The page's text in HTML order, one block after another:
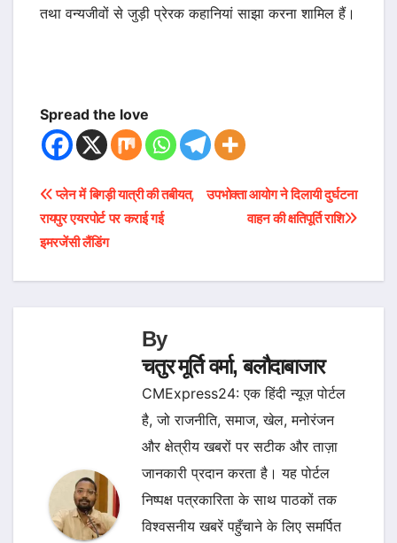
तथा वन्यजीवों से जुड़ी प्रेरक कहानियां साझा करना शामिल हैं।
Spread the love
Post
navigation
उपभोक्ता आयोग ने दिलायी दुर्घटना
वाहन की क्षतिपूर्ति राशि
प्लेन में बिगड़ी यात्री की तबीयत,
रायपुर एयरपोर्ट पर कराई गई
इमरजेंसी लैंडिंग
By
चतुर मूर्ति वर्मा, बलौदाबाजार
CMExpress24: एक हिंदी न्यूज़ पोर्टल
है, जो राजनीति, समाज, खेल, मनोरंजन
और क्षेत्रीय खबरों पर सटीक और ताज़ा
जानकारी प्रदान करता है। यह पोर्टल
निष्पक्ष पत्रकारिता के साथ पाठकों तक
विश्वसनीय खबरें पहुँचाने के लिए समर्पित